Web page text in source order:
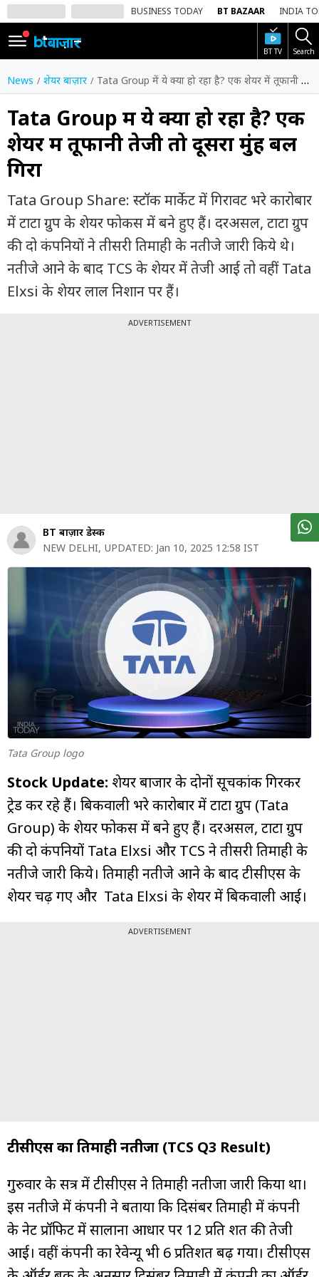
BUSINESS TODAY BT BAZAAR INDIA
BT TV Search
SIGN
IN
Dark
Mode
होम
वीडियो
ट्रेंडिंग
बिजनेस
न्यूज
शेयर
बाज़ार
ट्रेंडिंग
वीडियो
म्यूचुअल
News शेयर बाज़ार Tata Group में ये क्या हो रहा है? एक शेयर में तूफानी तेजी तो दूसरा मुंह बल गिरा
Tata Group में ये क्या हो रहा है? एक
शेयर में तूफानी तेजी तो दूसरा मुंह बल
गिरा
Tata Group Share: स्टॉक मार्केट में गिरावट भरे कारोबार
में टाटा ग्रुप के शेयर फोकस में बने हुए हैं। दरअसल, टाटा ग्रुप
की दो कंपनियों ने तीसरी तिमाही के नतीजे जारी किये थे।
नतीजे आने के बाद TCS के शेयर में तेजी आई तो वहीं Tata
Elxsi के शेयर लाल निशान पर हैं।
ADVERTISEMENT
BT बाज़ार डेस्क
NEW DELHI, UPDATED: Jan 10, 2025 12:58 IST
Tata Group logo
Stock Update: शेयर बाजार के दोनों सूचकांक गिरकर
ट्रेड कर रहे हैं। बिकवाली भरे कारोबार में टाटा ग्रुप (Tata
Group) के शेयर फोकस में बने हुए हैं। दरअसल, टाटा ग्रुप
की दो कंपनियों Tata Elxsi और TCS ने तीसरी तिमाही के
नतीजे जारी किये। तिमाही नतीजे आने के बाद टीसीएस के
शेयर चढ़ गए और Tata Elxsi के शेयर में बिकवाली आई।
ADVERTISEMENT
टीसीएस का तिमाही नतीजा (TCS Q3 Result)
गुरुवार के सत्र में टीसीएस ने तिमाही नतीजा जारी किया था।
इस नतीजे में कंपनी ने बताया कि दिसंबर तिमाही में कंपनी
के नेट प्रॉफिट में सालाना आधार पर 12 प्रति शत की तेजी
आई। वहीं कंपनी का रेवेन्यू भी 6 प्रतिशत बढ़ गया। टीसीएस